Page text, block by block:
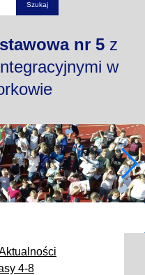
nr 5z
w
4-8